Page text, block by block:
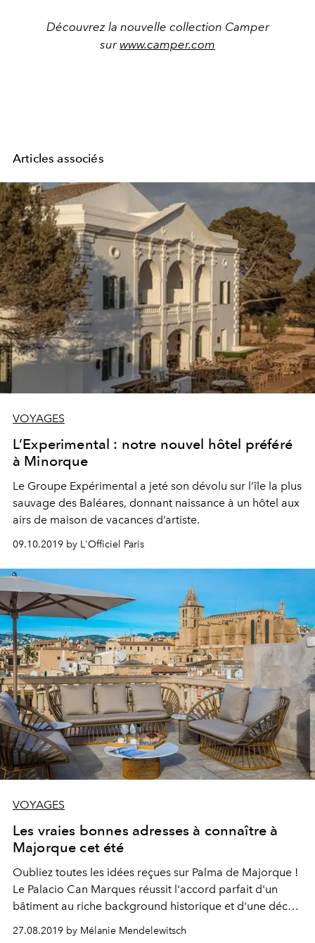
Découvrez la nouvelle collection Camper
sur www.camper.com
Articles associés
VOYAGES
L’Experimental : notre nouvel hôtel préféré
à Minorque
Le Groupe Expérimental a jeté son dévolu sur l’île la plus
sauvage des Baléares, donnant naissance à un hôtel aux
airs de maison de vacances d’artiste.
09.10.2019 by L'Officiel Paris
VOYAGES
Les vraies bonnes adresses à connaître à
Majorque cet été
Oubliez toutes les idées reçues sur Palma de Majorque !
Le Palacio Can Marques réussit l'accord parfait d'un
bâtiment au riche background historique et d'une déco
contemporaine léchée.
27.08.2019 by Mélanie Mendelewitsch